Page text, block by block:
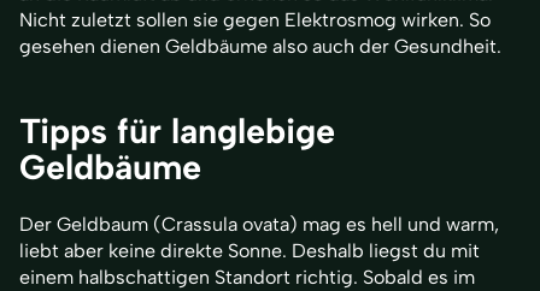
Nicht zuletzt sollen sie gegen Elektrosmog wirken. So
gesehen dienen Geldbäume also auch der Gesundheit.
Tipps für langlebige
Geldbäume
Der Geldbaum (Crassula ovata) mag es hell und warm,
liebt aber keine direkte Sonne. Deshalb liegst du mit
einem halbschattigen Standort richtig. Sobald es im